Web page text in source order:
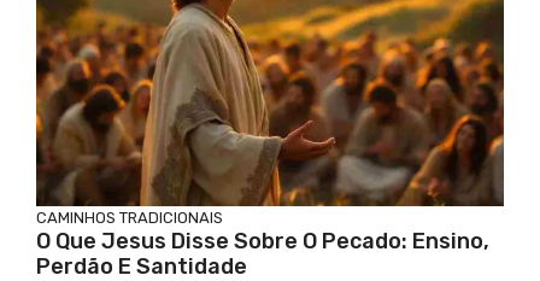
CAMINHOS TRADICIONAIS
O Que Jesus Disse Sobre O Pecado: Ensino,
Perdão E Santidade